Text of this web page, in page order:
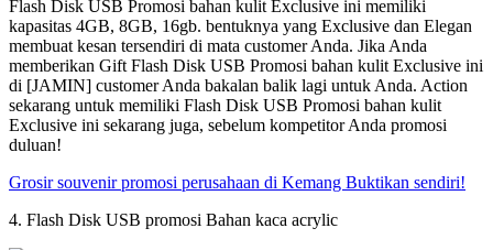
Flash Disk USB Promosi bahan kulit Exclusive ini memiliki
kapasitas 4GB, 8GB, 16gb. bentuknya yang Exclusive dan Elegan
membuat kesan tersendiri di mata customer Anda. Jika Anda
memberikan Gift Flash Disk USB Promosi bahan kulit Exclusive ini
di [JAMIN] customer Anda bakalan balik lagi untuk Anda. Action
sekarang untuk memiliki Flash Disk USB Promosi bahan kulit
Exclusive ini sekarang juga, sebelum kompetitor Anda promosi
duluan!
Grosir souvenir promosi perusahaan di Kemang Buktikan sendiri!
4. Flash Disk USB promosi Bahan kaca acrylic